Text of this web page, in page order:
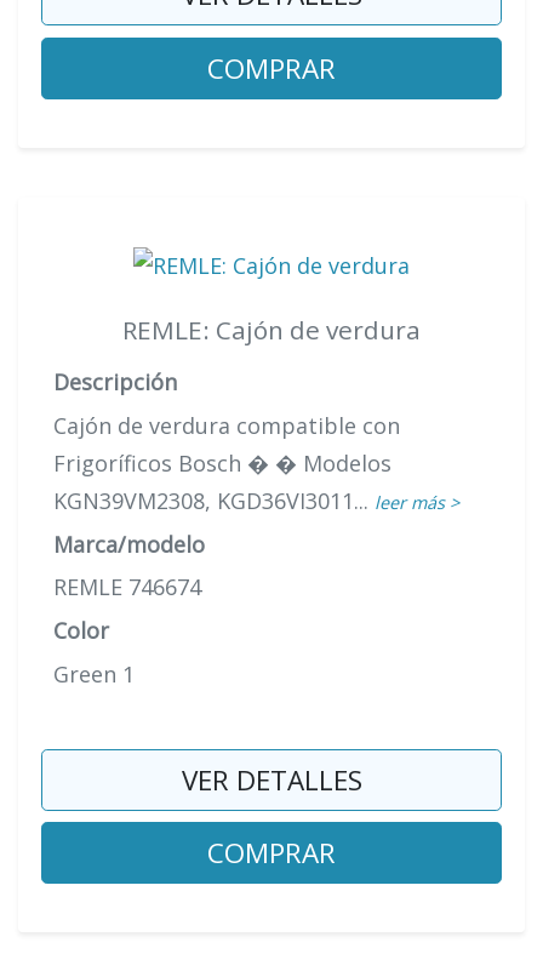
COMPRAR
REMLE: Cajón de verdura
Descripción
Cajón de verdura compatible con
Frigoríficos Bosch � � Modelos
KGN39VM2308, KGD36VI3011... leer más >
Marca/modelo
REMLE 746674
Color
Green 1
VER DETALLES
COMPRAR